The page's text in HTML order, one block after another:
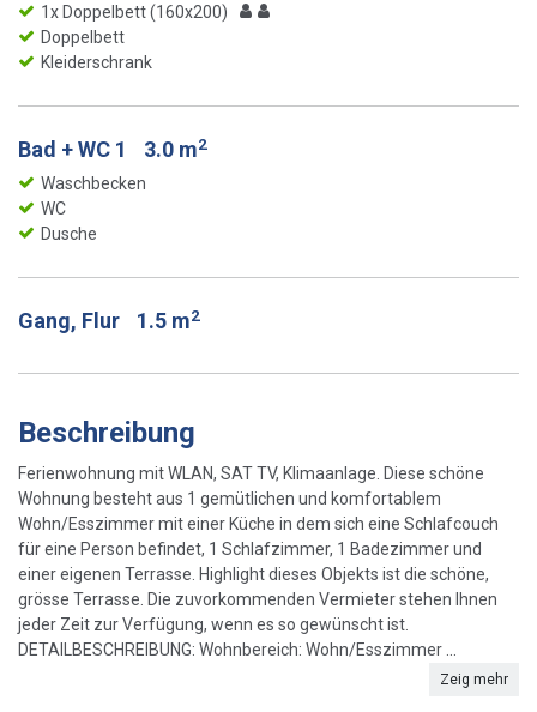
1x Doppelbett (160x200)
Doppelbett
Kleiderschrank
Bad + WC 1 3.0 m2
Waschbecken
WC
Dusche
Gang, Flur 1.5 m2
Beschreibung
Ferienwohnung mit WLAN, SAT TV, Klimaanlage. Diese schöne
Wohnung besteht aus 1 gemütlichen und komfortablem
Wohn/Esszimmer mit einer Küche in dem sich eine Schlafcouch
für eine Person befindet, 1 Schlafzimmer, 1 Badezimmer und
einer eigenen Terrasse. Highlight dieses Objekts ist die schöne,
grösse Terrasse. Die zuvorkommenden Vermieter stehen Ihnen
jeder Zeit zur Verfügung, wenn es so gewünscht ist.
DETAILBESCHREIBUNG: Wohnbereich: Wohn/Esszimmer ...
Zeig mehr